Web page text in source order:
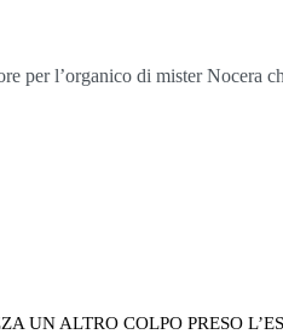
per l’organico di mister Nocera
UN ALTRO COLPO PRESO